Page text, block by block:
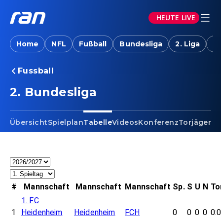
HEUTE LIVE
Home NFL Fußball Bundesliga 2. Liga
Fussball
2. Bundesliga - Tabelle
2. Bundesliga
ÜbersichtSpielplanTabelleVideosKonferenzTorjäger
# Mannschaft Mannschaft Mannschaft Sp. S U N
1
1. FC
Heidenheim
Heidenheim FCH 0 0 0 0 0:0